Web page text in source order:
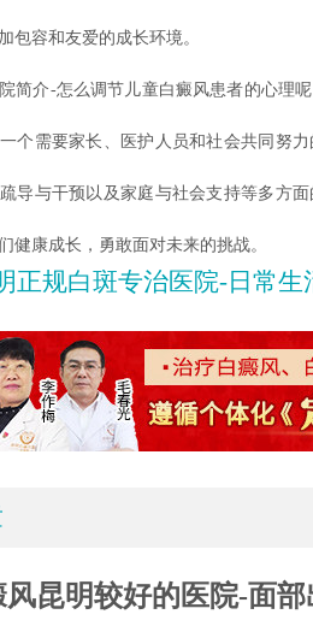
包容和友爱的成长环境。
介-怎么调节儿童白癜风患者的心理呢
个需要家长、医护人员和社会共同努
导与干预以及家庭与社会支持等多方
健康成长，勇敢面对未来的挑战。
正规白斑专治医院-日常生
昆明较好的医院-面